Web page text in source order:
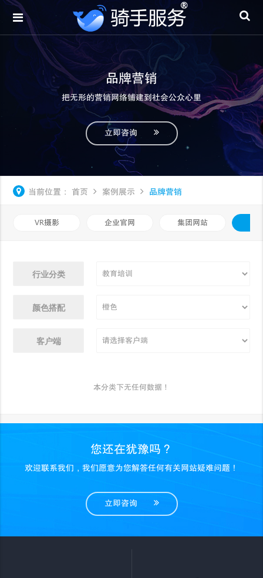
品牌营销
把无形的营销网络铺建到社会公众心里
立即咨询
当前位置： 首页 案例展示 品牌营销
VR摄影 企业官网 集团网站
行业分类
颜色搭配
客户端
本分类下无任何数据！
您还在犹豫吗？
欢迎联系我们，我们愿意为您解答任何有关网站疑难问题！
立即咨询